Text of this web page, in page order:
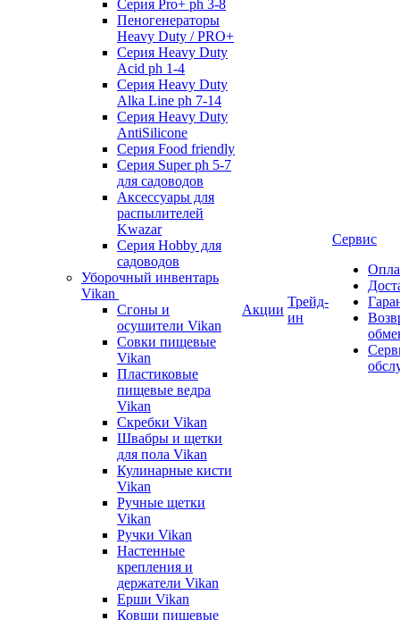
Серия Pro+ ph 3-8
Пеногенераторы
Heavy Duty / PRO+
Серия Heavy Duty
Acid ph 1-4
Серия Heavy Duty
Alka Line ph 7-14
Серия Heavy Duty
AntiSilicone
Серия Food friendly
Серия Super ph 5-7
для садоводов
Аксессуары для
распылителей
Kwazar
Серия Hobby для
садоводов
Уборочный инвентарь
Vikan
Сгоны и
осушители Vikan
Совки пищевые
Vikan
Пластиковые
пищевые ведра
Vikan
Скребки Vikan
Швабры и щетки
для пола Vikan
Кулинарные кисти
Vikan
Ручные щетки
Vikan
Ручки Vikan
Настенные
крепления и
держатели Vikan
Ерши Vikan
Ковши пищевые
Акции
Трейд-
ин
Сервис